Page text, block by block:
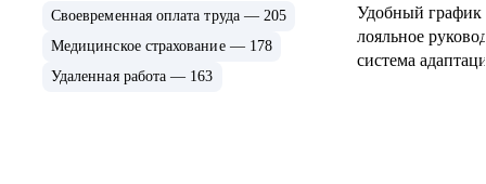
Своевременная оплата труда — 205
Медицинское страхование — 178
Удаленная работа — 163
Удобный график
лояльное
система